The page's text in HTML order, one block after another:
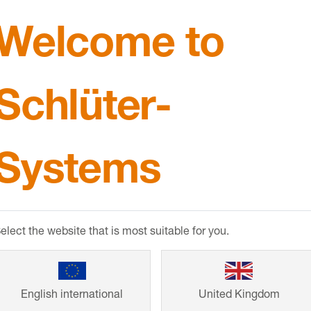
av regenererad hård PVC och en mittendel
i beläggningar av klinkers, keramikplattor,
monteras i mellanbäddsbruket med
som läggs i bruksbädden. DILEX-MOP separerar
Eventuella dragspänningar kan inte
profilens sidokanter av hård PVC kanterna på
för den mekaniska belastbarheten för PVC-
Underhåll och skötsel Nedladdningar
to
the website that is most suitable for you.
English international United Kingdom